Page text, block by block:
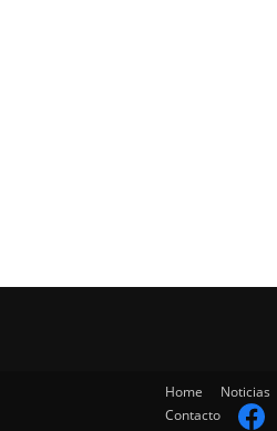
Home Noticias
Contacto